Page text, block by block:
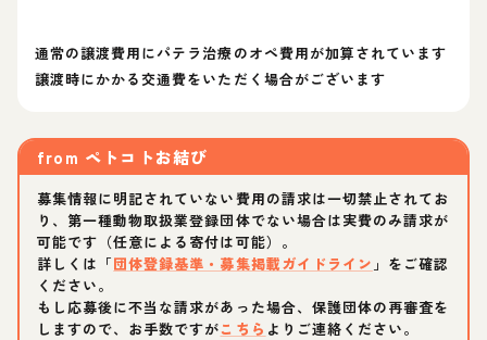
通常の譲渡費用にパテラ治療のオペ費用が加算されています
譲渡時にかかる交通費をいただく場合がございます
from ペトコトお結び
募集情報に明記されていない費用の請求は一切禁止されてお
り、第一種動物取扱業登録団体でない場合は実費のみ請求が
可能です（任意による寄付は可能）。
詳しくは「団体登録基準・募集掲載ガイドライン 」をご確認
ください。
もし応募後に不当な請求があった場合、保護団体の再審査を
しますので、お手数ですがこちら よりご連絡ください。